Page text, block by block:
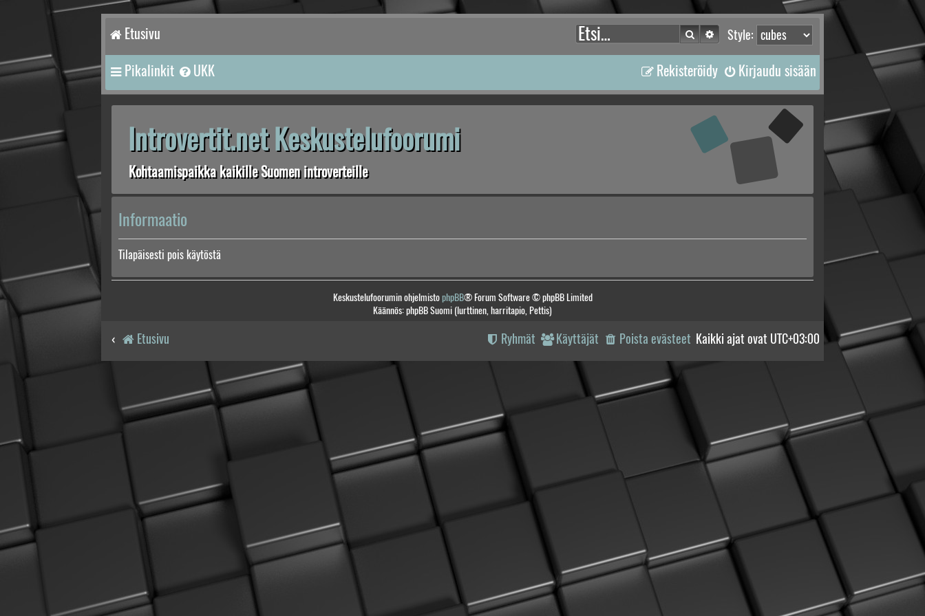
Etusivu Style:
Etsi Tarkennettu haku
Pikalinkit UKK Kirjaudu sisään
Rekisteröidy
Introvertit.net Keskustelufoorumi
Kohtaamispaikka kaikille Suomen introverteille
Informaatio
Tilapäisesti pois käytöstä
Keskustelufoorumin ohjelmistophpBB® Forum Software © phpBB Limited
Käännös: phpBB Suomi (lurttinen, harritapio, Pettis)
Etusivu Kaikki ajat ovat UTC+03:00
Poista evästeet
Käyttäjät
Ryhmät